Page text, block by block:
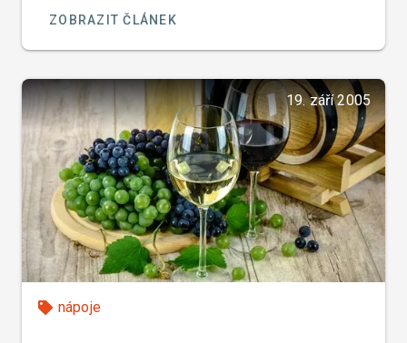
poslední návštěvě Mexika tak trochu okoukl.
ZOBRAZIT ČLÁNEK
19. září 2005
nápoje